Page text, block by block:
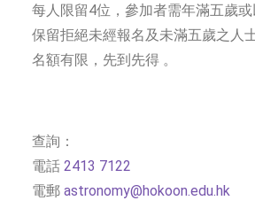
每人限留4位，參加者需年滿五歲
保留拒絕未經報名及未滿五歲之人士
名額有限，先到先得 。
查詢：
電話 2413 7122
電郵 astronomy@hokoon.edu.hk